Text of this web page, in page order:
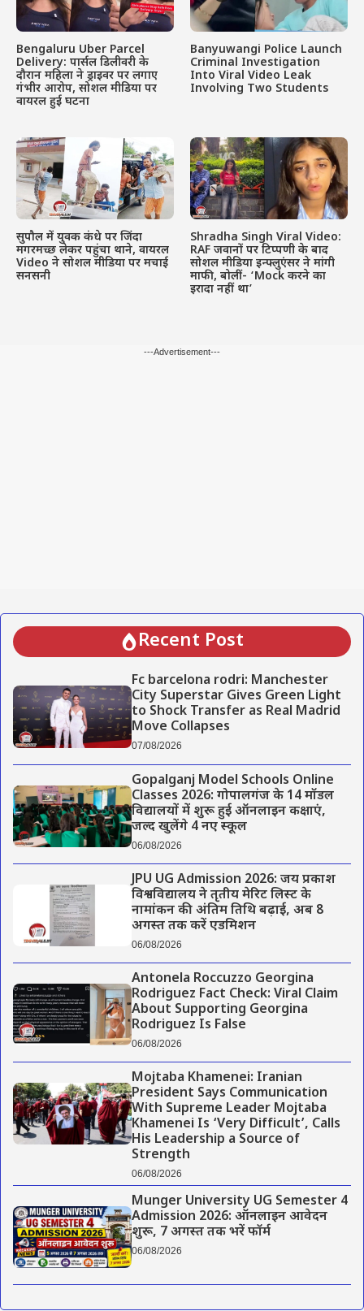
Bengaluru Uber Parcel
Delivery: पार्सल डिलीवरी के
दौरान महिला ने ड्राइवर पर लगाए
गंभीर आरोप, सोशल मीडिया पर
वायरल हुई घटना
Banyuwangi Police Launch
Criminal Investigation
Into Viral Video Leak
Involving Two Students
सुपौल में युवक कंधे पर जिंदा
मगरमच्छ लेकर पहुंचा थाने, वायरल
Video ने सोशल मीडिया पर मचाई
सनसनी
Shradha Singh Viral Video:
RAF जवानों पर टिप्पणी के बाद
सोशल मीडिया इन्फ्लुएंसर ने मांगी
माफी, बोलीं- ‘Mock करने का
इरादा नहीं था’
---Advertisement---
Recent Post
Fc barcelona rodri: Manchester
City Superstar Gives Green Light
to Shock Transfer as Real Madrid
Move Collapses
07/08/2026
Gopalganj Model Schools Online
Classes 2026: गोपालगंज के 14 मॉडल
विद्यालयों में शुरू हुई ऑनलाइन कक्षाएं,
जल्द खुलेंगे 4 नए स्कूल
06/08/2026
JPU UG Admission 2026: जय प्रकाश
विश्वविद्यालय ने तृतीय मेरिट लिस्ट के
नामांकन की अंतिम तिथि बढ़ाई, अब 8
अगस्त तक करें एडमिशन
06/08/2026
Antonela Roccuzzo Georgina
Rodriguez Fact Check: Viral Claim
About Supporting Georgina
Rodriguez Is False
06/08/2026
Mojtaba Khamenei: Iranian
President Says Communication
With Supreme Leader Mojtaba
Khamenei Is ‘Very Difficult’, Calls
His Leadership a Source of
Strength
06/08/2026
Munger University UG Semester 4
Admission 2026: ऑनलाइन आवेदन
शुरू, 7 अगस्त तक भरें फॉर्म
06/08/2026